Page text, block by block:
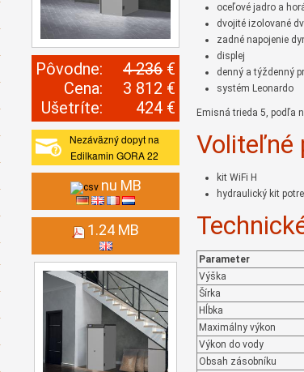
Pôvodne: 4 236 €
Cena:
3 812 €
Ušetríte:
424 €
Nezáväzný dopyt na
Edilkamin GORA 22
nu MB
1.24 MB
oceľové jadro a
dvojité izolované
zadné napojenie
displej
denný a týždenný
systém Leonardo
Emisná trieda 5, podľa
Voliteľné
kit WiFi H
hydraulický kit
Parameter
Výška
Šírka
Hĺbka
Maximálny výkon
Výkon do vody
Obsah zásobníku